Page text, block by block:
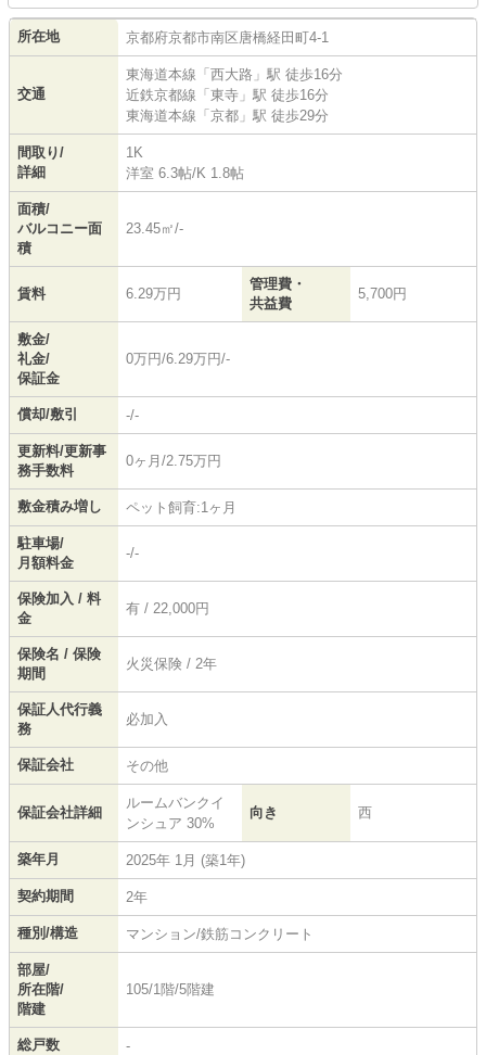
所在地 京都府京都市南区 唐橋経田町4-1
交通
東海道本線 「 西大路 」駅 徒歩16分
近鉄京都線 「 東寺 」駅 徒歩16分
東海道本線 「 京都 」駅 徒歩29分
間取り/
詳細
1K
洋室 6.3帖/K 1.8帖
面積/
バルコニー面
積
23.45㎡/-
賃料 6.29万円
管理費・
共益費
5,700円
敷金/
礼金/
保証金
0万円/6.29万円/-
償却/敷引 -/-
更新料/更新事
務手数料
0ヶ月/2.75万円
敷金積み増し ペット飼育:1ヶ月
駐車場/
月額料金
-/-
保険加入 / 料
金
有 / 22,000円
保険名 / 保険
期間
火災保険 / 2年
保証人代行義
務
必加入
保証会社 その他
保証会社詳細
ルームバンクイ
ンシュア 30%
向き 西
築年月 2025年 1月 (築1年)
契約期間 2年
種別/構造 マンション/鉄筋コンクリート
部屋/
所在階/
階建
105/1階/5階建
総戸数 -